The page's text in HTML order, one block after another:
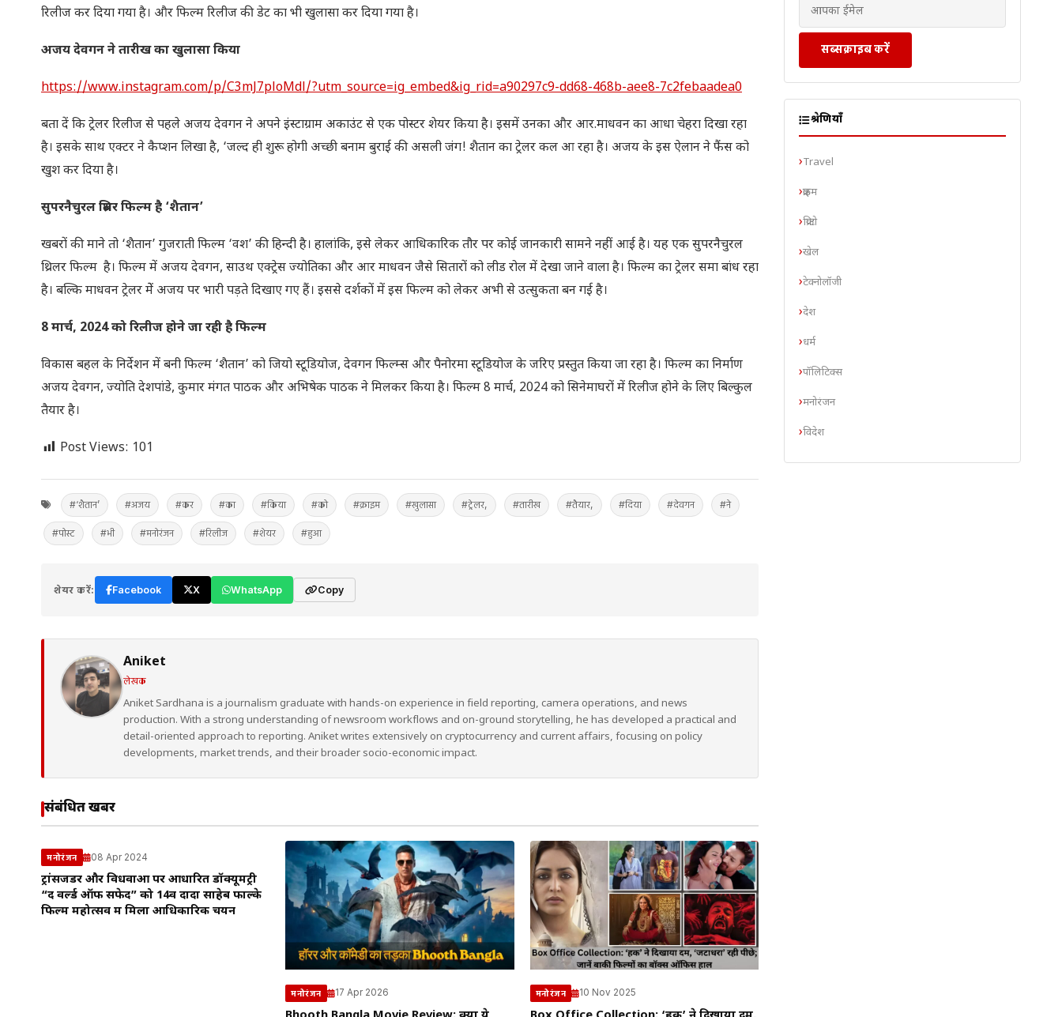
रिलीज कर दिया गया है। और फिल्म रिलीज की डेट का भी खुलासा कर दिया गया है।
अजय देवगन ने तारीख का खुलासा किया
https://www.instagram.com/p/C3mJ7ploMdl/?utm_source=ig_embed&ig_rid=a90297c9-dd68-468b-aee8-7c2febaadea0
बता दें कि ट्रेलर रिलीज से पहले अजय देवगन ने अपने इंस्टाग्राम अकाउंट से एक पोस्टर शेयर किया है। इसमें उनका और आर.माधवन का आधा चेहरा दिखा रहा
है। इसके साथ एक्टर ने कैप्शन लिखा है, ‘जल्द ही शुरू होगी अच्छी बनाम बुराई की असली जंग! शैतान का ट्रेलर कल आ रहा है। अजय के इस ऐलान ने फैंस को
खुश कर दिया है।
सुपरनैचुरल थ्रिलर फिल्म है ‘शैतान’
खबरों की माने तो ‘शैतान’ गुजराती फिल्म ‘वश’ की हिन्दी है। हालांकि, इसे लेकर आधिकारिक तौर पर कोई जानकारी सामने नहीं आई है। यह एक सुपरनैचुरल
थ्रिलर फिल्म है। फिल्म में अजय देवगन, साउथ एक्ट्रेस ज्योतिका और आर माधवन जैसे सितारों को लीड रोल में देखा जाने वाला है। फिल्म का ट्रेलर समा बांध रहा
है। बल्कि माधवन ट्रेलर मेें अजय पर भारी पड़ते दिखाए गए हैं। इससे दर्शकों में इस फिल्म को लेकर अभी से उत्सुकता बन गई है।
8 मार्च, 2024 को रिलीज होने जा रही है फिल्म
विकास बहल के निर्देशन में बनी फिल्म ‘शैतान’ को जियो स्टूडियोज, देवगन फिल्म्स और पैनोरमा स्टूडियोज के जरिए प्रस्तुत किया जा रहा है। फिल्म का निर्माण
अजय देवगन, ज्योति देशपांडे, कुमार मंगत पाठक और अभिषेक पाठक ने मिलकर किया है। फिल्म 8 मार्च, 2024 को सिनेमाघरों में रिलीज होने के लिए बिल्कुल
तैयार है।
Post Views: 101
#‘शैतान’ #अजय #कर #का #किया #को #क्राइम #खुलासा #ट्रेलर, #तारीख #तैयार, #दिया #देवगन #ने
#पोस्ट #भी #मनोरंजन #रिलीज #शेयर #हुआ
शेयर करें: Facebook X WhatsApp Copy
Aniket
लेखक
Aniket Sardhana is a journalism graduate with hands-on experience in field reporting, camera operations, and news
production. With a strong understanding of newsroom workflows and on-ground storytelling, he has developed a practical and
detail-oriented approach to reporting. Aniket writes extensively on cryptocurrency and current affairs, focusing on policy
developments, market trends, and their broader socio-economic impact.
संबंधित खबरें
मनोरंजन 08 Apr 2024
ट्रांसजेंडर और विधवाओं पर आधारित डॉक्यूमेंट्री
“द वर्ल्ड ऑफ सफेद” को 14वें दादा साहेब फाल्के
फिल्म महोत्सव में मिला आधिकारिक चयन
मनोरंजन 17 Apr 2026 मनोरंजन 10 Nov 2025
सब्सक्राइब करें
श्रेणियाँ
Travel
क्राइम
क्रिप्टो
खेल
टेक्नोलॉजी
देश
धर्म
पॉलिटिक्स
मनोरंजन
विदेश